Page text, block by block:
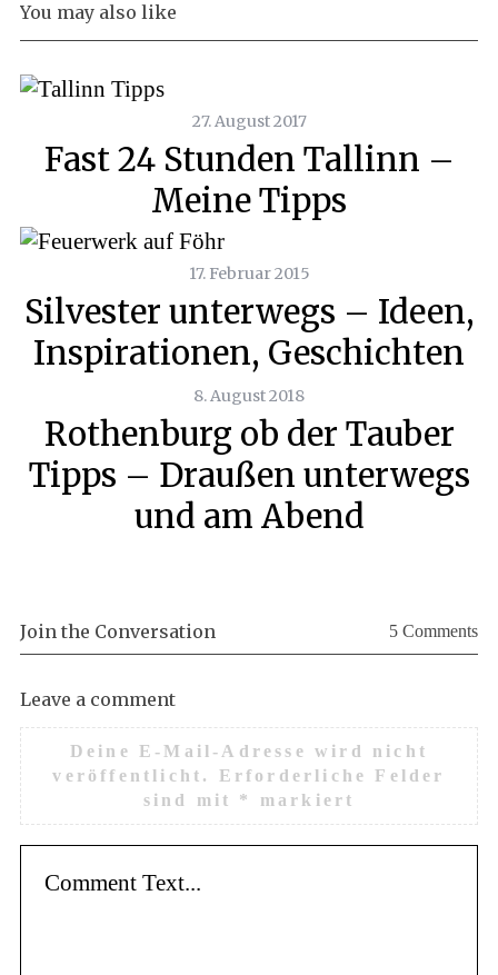
You may also like
27. August 2017
Fast 24 Stunden Tallinn –
Meine Tipps
17. Februar 2015
Silvester unterwegs – Ideen,
Inspirationen, Geschichten
8. August 2018
Rothenburg ob der Tauber
Tipps – Draußen unterwegs
und am Abend
Join the Conversation 5 Comments
Leave a comment
Deine E-Mail-Adresse wird nicht
veröffentlicht.
Erforderliche Felder
sind mit * markiert